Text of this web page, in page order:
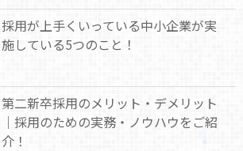
採用が上手くいっている中小企業が実
施している5つのこと！
第二新卒採用のメリット・デメリット
｜採用のための実務・ノウハウをご紹
介！